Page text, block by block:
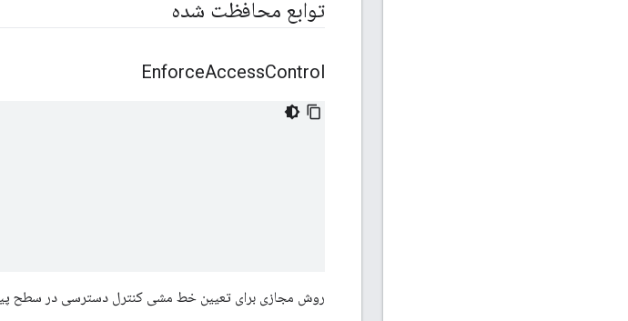
توابع محافظت شده
EnforceAccessControl
روش مجازی برای تعیین خط مشی کنترل دسترسی در سطح